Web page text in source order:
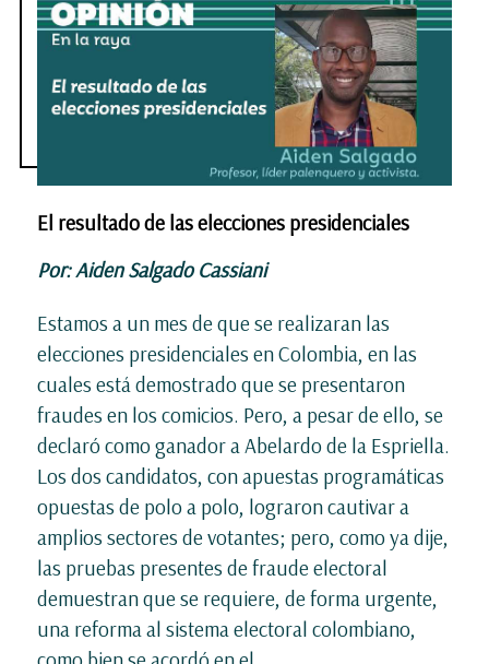
El resultado de las elecciones presidenciales
Por: Aiden Salgado Cassiani
Estamos a un mes de que se realizaran las
elecciones presidenciales en Colombia, en las
cuales está demostrado que se presentaron
fraudes en los comicios. Pero, a pesar de ello, se
declaró como ganador a Abelardo de la Espriella.
Los dos candidatos, con apuestas programáticas
opuestas de polo a polo, lograron cautivar a
amplios sectores de votantes; pero, como ya dije,
las pruebas presentes de fraude electoral
demuestran que se requiere, de forma urgente,
una reforma al sistema electoral colombiano,